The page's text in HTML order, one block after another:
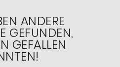
ANDERE
GEFUNDEN,
GEFALLEN